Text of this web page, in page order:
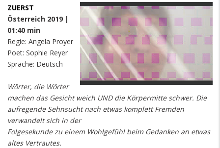
ZUERST
Österreich 2019 |
01:40 min
Regie: Angela Proyer
Poet: Sophie Reyer
Sprache: Deutsch
Wörter, die Wörter
machen das Gesicht weich UND die Körpermitte schwer. Die
aufregende Sehnsucht nach etwas komplett Fremden
verwandelt sich in der
Folgesekunde zu einem Wohlgefühl beim Gedanken an etwas
altes Vertrautes.